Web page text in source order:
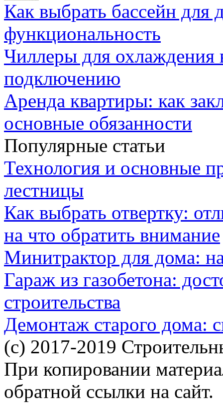
Как выбрать бассейн для
функциональность
Чиллеры для охлаждения
подключению
Аренда квартиры: как
основные обязанности
Популярные статьи
Технология и основные
лестницы
Как выбрать отвертку:
на что обратить внимание
Минитрактор для дома:
Гараж из газобетона:
строительства
Демонтаж старого дома:
(c) 2017-2019
При копировании
обратной ссылки на сайт.